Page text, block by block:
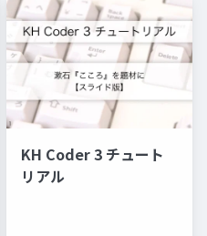
KH Coder 3 チュート
リアル